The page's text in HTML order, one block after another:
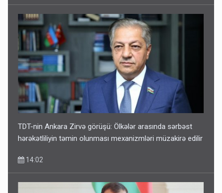
TDT-nin Ankara Zirvə görüşü: Ölkələr arasında sərbəst
hərəkətliliyin təmin olunması mexanizmləri müzakirə edilir
14:02